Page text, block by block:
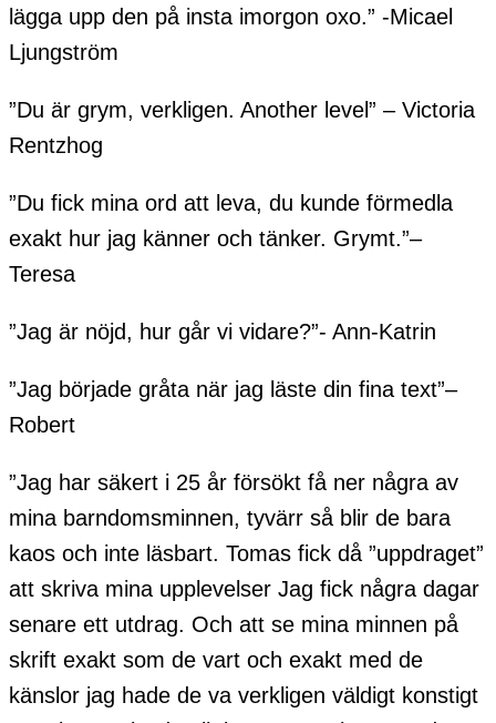
lägga upp den på insta imorgon oxo.” -Micael
Ljungström
”Du är grym, verkligen. Another level” – Victoria
Rentzhog
”Du fick mina ord att leva, du kunde förmedla
exakt hur jag känner och tänker. Grymt.”–
Teresa
”Jag är nöjd, hur går vi vidare?”- Ann-Katrin
”Jag började gråta när jag läste din fina text”–
Robert
”Jag har säkert i 25 år försökt få ner några av
mina barndomsminnen, tyvärr så blir de bara
kaos och inte läsbart. Tomas fick då ”uppdraget”
att skriva mina upplevelser Jag fick några dagar
senare ett utdrag. Och att se mina minnen på
skrift exakt som de vart och exakt med de
känslor jag hade de va verkligen väldigt konstigt